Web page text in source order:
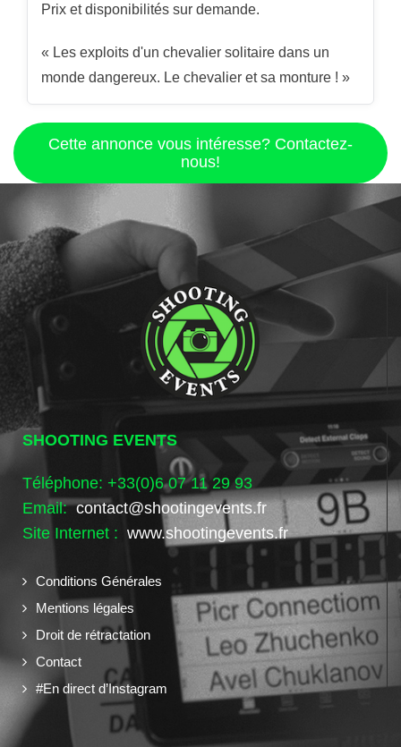
Prix et disponibilités sur demande.
« Les exploits d'un chevalier solitaire dans un
monde dangereux. Le chevalier et sa monture ! »
Cette annonce vous intéresse? Contactez-
nous!
SHOOTING EVENTS
Téléphone: +33(0)6 07 11 29 93
Email:contact@shootingevents.fr
Site Internet : www.shootingevents.fr
Conditions Générales
Mentions légales
Droit de rétractation
Contact
#En direct d’Instagram